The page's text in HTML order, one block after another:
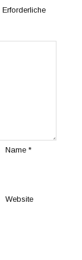
Erforderliche
Name*
Website